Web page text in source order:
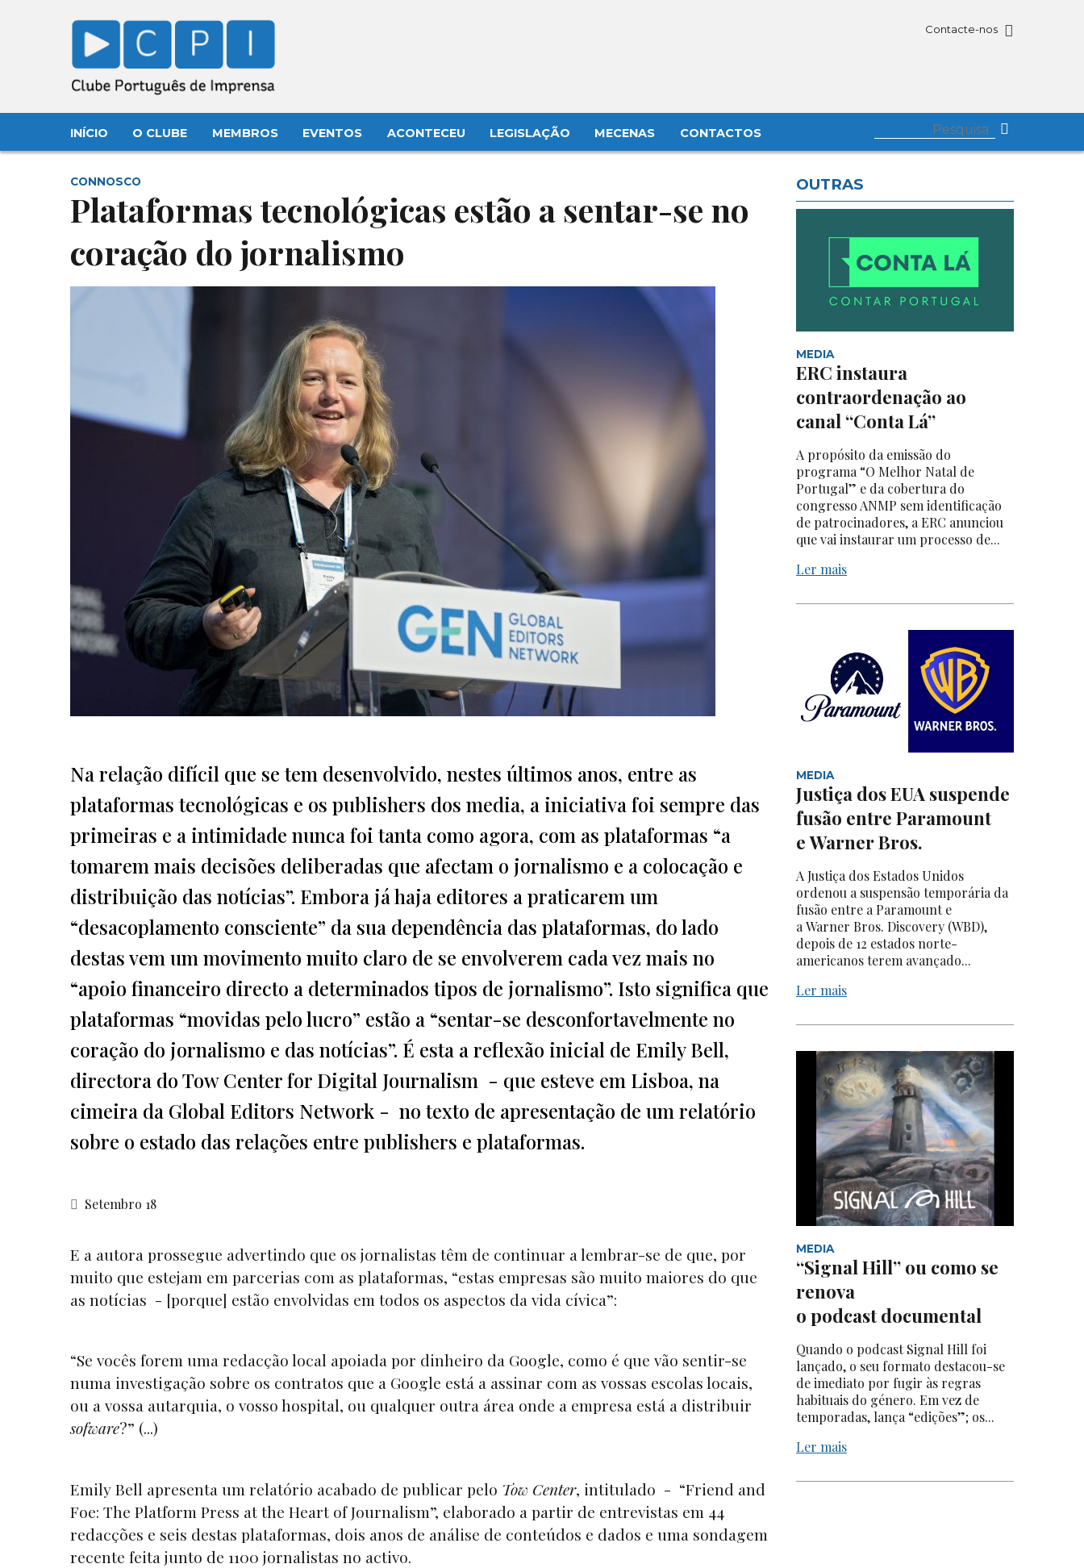
Contacte-nos
INÍCIO O CLUBE MEMBROS EVENTOS ACONTECEU LEGISLAÇÃO MECENAS CONTACTOS
CONNOSCO
Plataformas tecnológicas estão a sentar-se no
coração do jornalismo
Na relação difícil que se tem desenvolvido, nestes últimos anos, entre as
plataformas tecnológicas e os publishers dos media, a iniciativa foi sempre das
primeiras e a intimidade nunca foi tanta como agora, com as plataformas “a
tomarem mais decisões deliberadas que afectam o jornalismo e a colocação e
distribuição das notícias”. Embora já haja editores a praticarem um
“desacoplamento consciente” da sua dependência das plataformas, do lado
destas vem um movimento muito claro de se envolverem cada vez mais no
“apoio financeiro directo a determinados tipos de jornalismo”. Isto significa que
plataformas “movidas pelo lucro” estão a “sentar-se desconfortavelmente no
coração do jornalismo e das notícias”. É esta a reflexão inicial de Emily Bell,
directora do Tow Center for Digital Journalism - que esteve em Lisboa, na
cimeira da Global Editors Network - no texto de apresentação de um relatório
sobre o estado das relações entre publishers e plataformas.
Setembro 18
E a autora prossegue advertindo que os jornalistas têm de continuar a lembrar-se de que, por
muito que estejam em parcerias com as plataformas, “estas empresas são muito maiores do que
as notícias - [porque] estão envolvidas em todos os aspectos da vida cívica”:
“Se vocês forem uma redacção local apoiada por dinheiro da Google, como é que vão sentir-se
numa investigação sobre os contratos que a Google está a assinar com as vossas escolas locais,
ou a vossa autarquia, o vosso hospital, ou qualquer outra área onde a empresa está a distribuir
sofware?” (...)
Emily Bell apresenta um relatório acabado de publicar pelo Tow Center, intitulado - “Friend and
Foe: The Platform Press at the Heart of Journalism”, elaborado a partir de entrevistas em 44
redacções e seis destas plataformas, dois anos de análise de conteúdos e dados e uma sondagem
recente feita junto de 1100 jornalistas no activo.
OUTRAS
MEDIA
ERC instaura
contraordenação ao
canal “Conta Lá”
A propósito da emissão do
programa “O Melhor Natal de
Portugal” e da cobertura do
congresso ANMP sem identificação
de patrocinadores, a ERC anunciou
que vai instaurar um processo de...
Ler mais
MEDIA
Justiça dos EUA suspende
fusão entre Paramount
e Warner Bros.
A Justiça dos Estados Unidos
ordenou a suspensão temporária da
fusão entre a Paramount e
a Warner Bros. Discovery (WBD),
depois de 12 estados norte-
americanos terem avançado...
Ler mais
MEDIA
“Signal Hill” ou como se
renova
o podcast documental
Quando o podcast Signal Hill foi
lançado, o seu formato destacou-se
de imediato por fugir às regras
habituais do género. Em vez de
temporadas, lança “edições”; os...
Ler mais